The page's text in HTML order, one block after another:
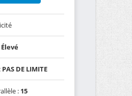
Élevé
PAS DE LIMITE
: 15